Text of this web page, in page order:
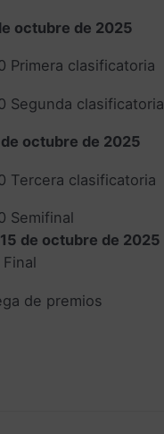
octubre de 2025
Primera clasificatoria
Segunda clasificatoria
octubre de 2025
Tercera clasificatoria
Semifinal
de octubre de 2025
de premios